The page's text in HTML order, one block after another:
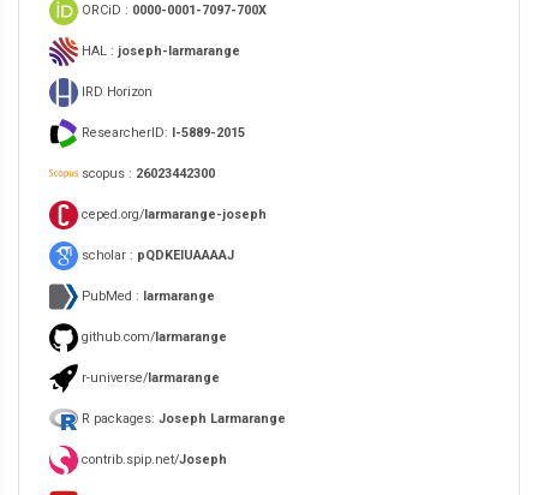
ORCiD : 0000-0001-7097-700X
HAL : joseph-larmarange
IRD Horizon
ResearcherID: I-5889-2015
scopus : 26023442300
ceped.org/larmarange-joseph
scholar : pQDKEIUAAAAJ
PubMed : larmarange
github.com/larmarange
r-universe/larmarange
R packages: Joseph Larmarange
contrib.spip.net/Joseph